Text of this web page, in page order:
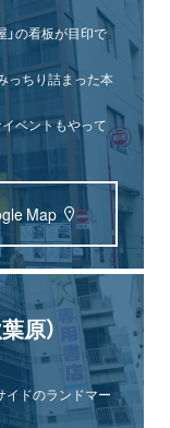
」の看板が目印で
っちり詰まった本
ベントもやって
Map
原）
イドのランドマー